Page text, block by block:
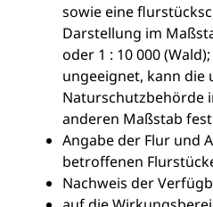
sowie eine
Darstellung im
oder 1 : 10 000
ungeeignet, kann die
Naturschutzbehörde
anderen Maßstab
Angabe der Flur und
betroffenen
Nachweis der